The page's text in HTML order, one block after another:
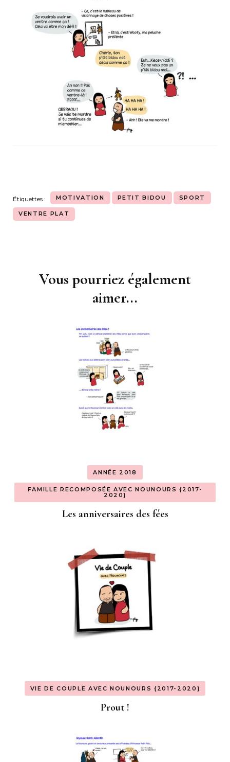
Étiquettes : MOTIVATION PETIT BIDOU SPORT
VENTRE PLAT
NavigationVous pourriez également
aimer...
ANNÉE 2018
FAMILLE RECOMPOSÉE AVEC NOUNOURS {2017-
2020}
Les anniversaires des fées
VIE DE COUPLE AVEC NOUNOURS {2017-2020}
Prout !